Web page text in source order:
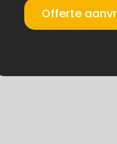
Offerte